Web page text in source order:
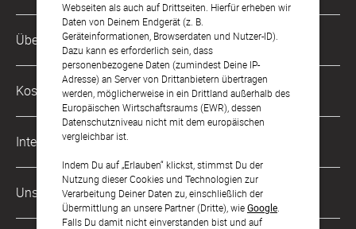
Webseiten als auch auf Drittseiten. Hierfür erheben wir
Daten von Deinem Endgerät (z. B.
Geräteinformationen, Browserdaten und Nutzer-ID).
Dazu kann es erforderlich sein, dass
personenbezogene Daten (zumindest Deine IP-
Adresse) an Server von Drittanbietern übertragen
werden, möglicherweise in ein Drittland außerhalb des
Europäischen Wirtschaftsraums (EWR), dessen
Datenschutzniveau nicht mit dem europäischen
vergleichbar ist.
Indem Du auf „Erlauben“ klickst, stimmst Du der
Nutzung dieser Cookies und Technologien zur
Verarbeitung Deiner Daten zu, einschließlich der
Übermittlung an unsere Partner (Dritte), wieGoogle
Falls Du damit nicht einverstanden bist und auf
Kundenservice-Hotline
0049 221 956 725 10
Mo. - Fr. von 9 bis 17 Uhr
kontakt@sendmoments.ch
Über Uns
Philosophie
Karriere
Impressum
AGB & Widerrufsrecht
Zahlung & Versand
Datenschutz
Kostenlose Services
Musterkarten
Digitale Fotoalben
Digitale Gästelisten
FAQ & Hilfe
International
Deutschland
Österreich
Unsere Zahlungsarten